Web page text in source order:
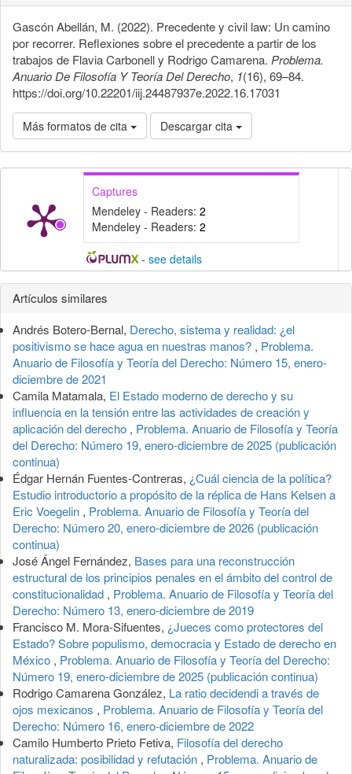
Gascón Abellán, M. (2022). Precedente y civil law: Un camino
por recorrer. Reflexiones sobre el precedente a partir de los
trabajos de Flavia Carbonell y Rodrigo Camarena. Problema.
Anuario De Filosofía Y Teoría Del Derecho, 1(16), 69–84.
https://doi.org/10.22201/iij.24487937e.2022.16.17031
Más formatos de cita Descargar cita
Captures
Mendeley - Readers: 2
Mendeley - Readers: 2
- see details
Detalles
del
artículo
Artículos similares
Andrés Botero-Bernal, Derecho, sistema y realidad: ¿el
positivismo se hace agua en nuestras manos? , Problema.
Anuario de Filosofía y Teoría del Derecho: Número 15, enero-
diciembre de 2021
Camila Matamala, El Estado moderno de derecho y su
influencia en la tensión entre las actividades de creación y
aplicación del derecho , Problema. Anuario de Filosofía y Teoría
del Derecho: Número 19, enero-diciembre de 2025 (publicación
continua)
Édgar Hernán Fuentes-Contreras, ¿Cuál ciencia de la política?
Estudio introductorio a propósito de la réplica de Hans Kelsen a
Eric Voegelin , Problema. Anuario de Filosofía y Teoría del
Derecho: Número 20, enero-diciembre de 2026 (publicación
continua)
José Ángel Fernández, Bases para una reconstrucción
estructural de los principios penales en el ámbito del control de
constitucionalidad , Problema. Anuario de Filosofía y Teoría del
Derecho: Número 13, enero-diciembre de 2019
Francisco M. Mora-Sifuentes, ¿Jueces como protectores del
Estado? Sobre populismo, democracia y Estado de derecho en
México , Problema. Anuario de Filosofía y Teoría del Derecho:
Número 19, enero-diciembre de 2025 (publicación continua)
Rodrigo Camarena González, La ratio decidendi a través de
ojos mexicanos , Problema. Anuario de Filosofía y Teoría del
Derecho: Número 16, enero-diciembre de 2022
Camilo Humberto Prieto Fetiva, Filosofía del derecho
naturalizada: posibilidad y refutación , Problema. Anuario de